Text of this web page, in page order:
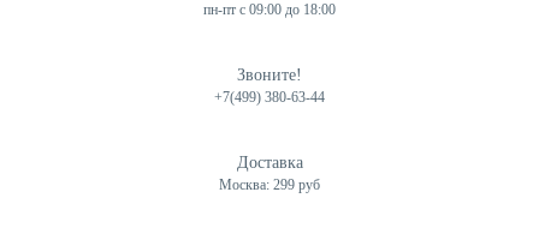
пн-пт с 09:00 до 18:00
Звоните!
+7(499) 380-63-44
Доставка
Москва: 299 руб